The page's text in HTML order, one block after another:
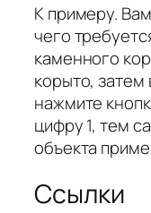
К примеру.
чего
каменного
корыто, затем
нажмите
цифру 1, тем
объекта
Ссылки